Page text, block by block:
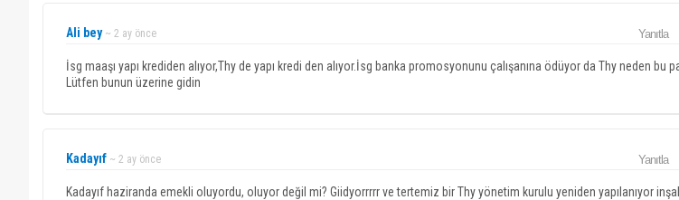
Ali bey ~ 2 ay önce Yanıtla
İsg maaşı yapı krediden alıyor,Thy de yapı kredi den alıyor.İsg banka promosyonunu çalışanına ödüyor da Thy neden bu
Lütfen bunun üzerine gidin
Kadayıf ~ 2 ay önce Yanıtla
Kadayıf haziranda emekli oluyordu, oluyor değil mi? Giidyorrrrr ve tertemiz bir Thy yönetim kurulu yeniden yapılanıyor